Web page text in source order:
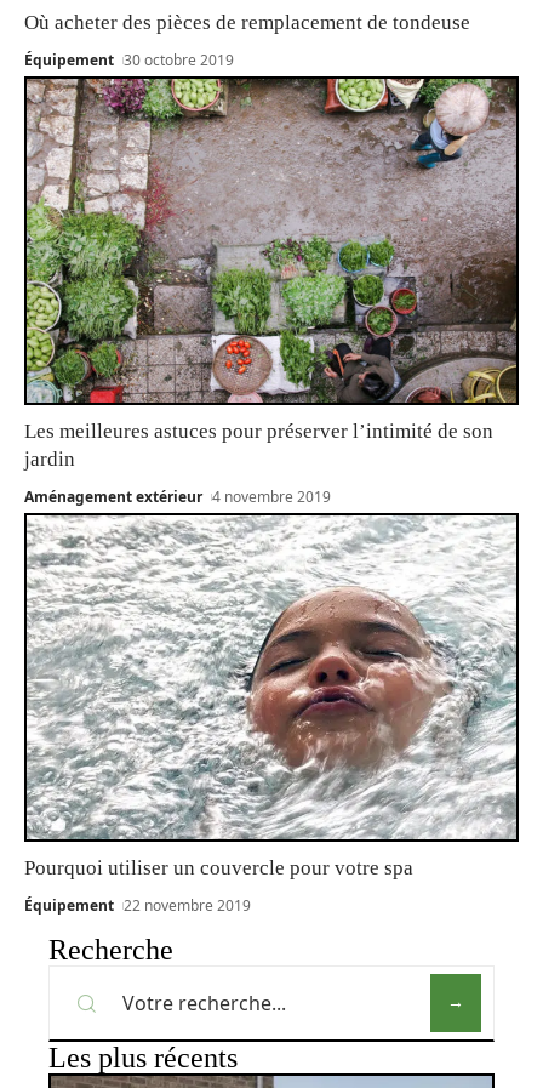
Où acheter des pièces de remplacement de tondeuse
Équipement 30 octobre 2019
Les meilleures astuces pour préserver l’intimité de son
jardin
Aménagement extérieur 4 novembre 2019
Pourquoi utiliser un couvercle pour votre spa
Équipement 22 novembre 2019
Recherche
Les plus récents